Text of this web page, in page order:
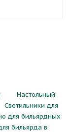
Настольный
Светильники для
для бильярдных
бильярда в